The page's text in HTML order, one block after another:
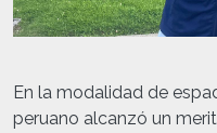
En la modalidad de
peruano alcanzó un